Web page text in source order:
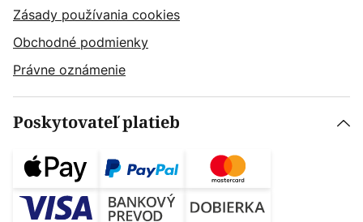
Zásady používania cookies
Obchodné podmienky
Právne oznámenie
Poskytovateľ platieb